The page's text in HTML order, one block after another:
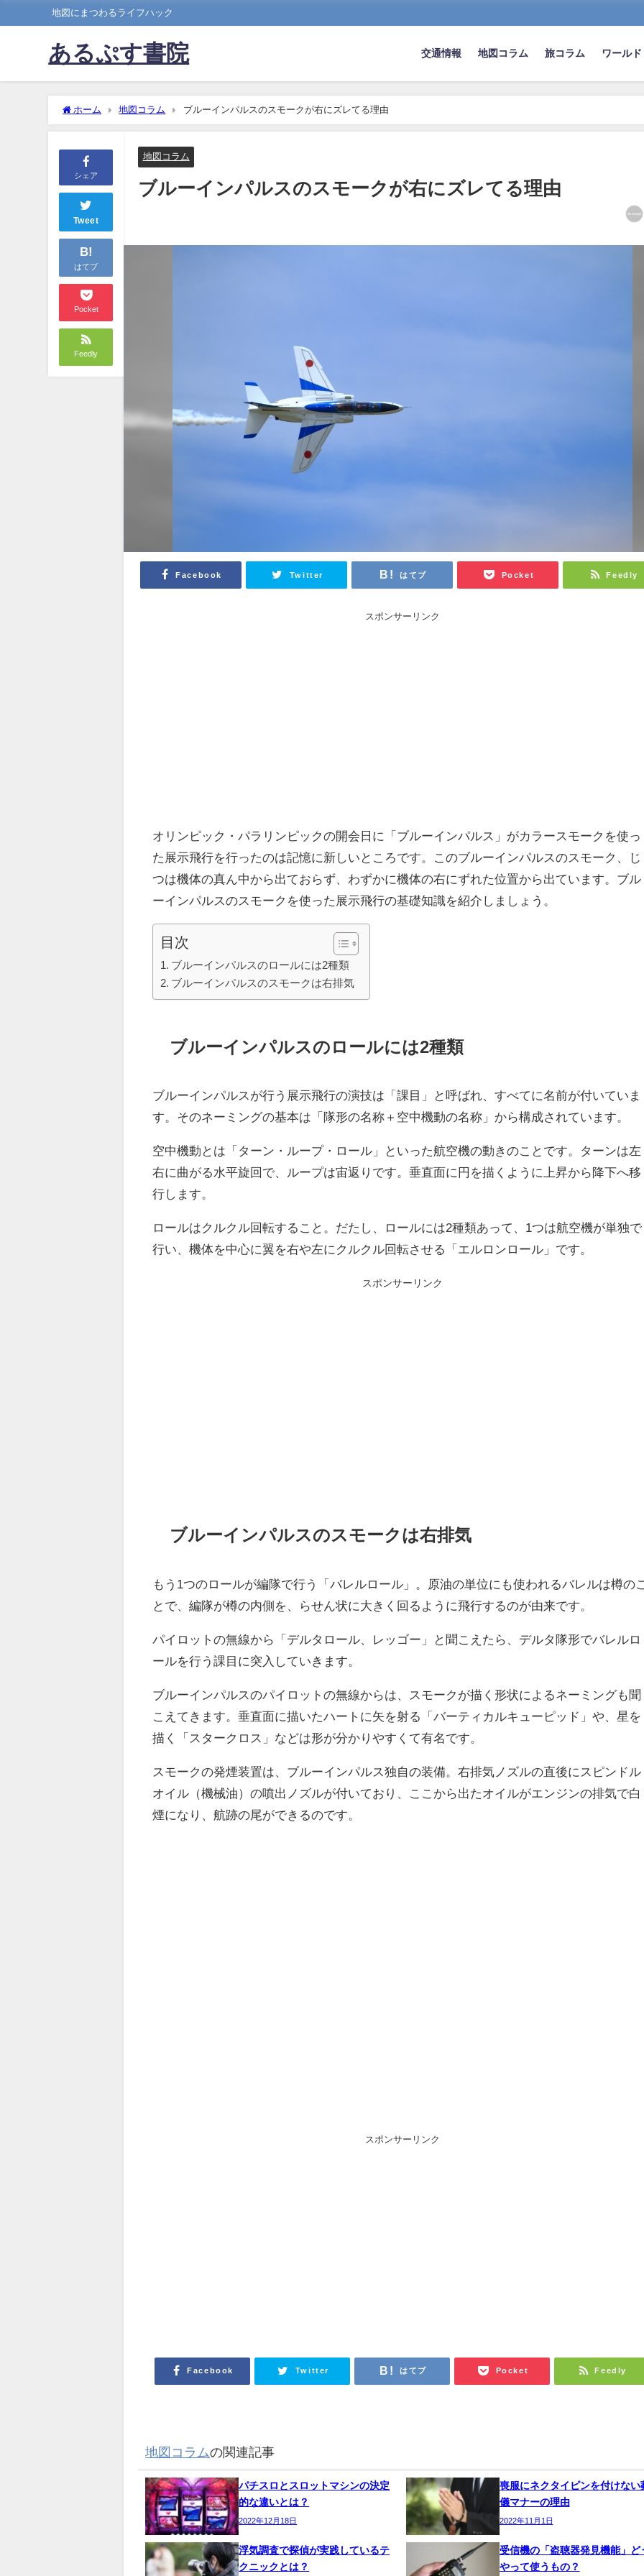
地図にまつわるライフハック
あるぷす書院 交通情報 地図コラム 旅コラム ワールド
ホーム 地図コラム ブルーインパルスのスモークが右にズレてる理由
シェア
Tweet
B!
はてブ
Pocket
Feedly
地図コラム
ブルーインパルスのスモークが右にズレてる理由
Facebook Twitter はてブ Pocket Feedly
スポンサーリンク
オリンピック・パラリンピックの開会日に「ブルーインパルス」がカラースモークを使っ
た展示飛行を行ったのは記憶に新しいところです。このブルーインパルスのスモーク、じ
つは機体の真ん中から出ておらず、わずかに機体の右にずれた位置から出ています。ブル
ーインパルスのスモークを使った展示飛行の基礎知識を紹介しましょう。
目次
ブルーインパルスのロールには2種類
ブルーインパルスのスモークは右排気
ブルーインパルスのロールには2種類
ブルーインパルスが行う展示飛行の演技は「課目」と呼ばれ、すべてに名前が付いていま
す。そのネーミングの基本は「隊形の名称＋空中機動の名称」から構成されています。
空中機動とは「ターン・ループ・ロール」といった航空機の動きのことです。ターンは左
右に曲がる水平旋回で、ループは宙返りです。垂直面に円を描くように上昇から降下へ移
行します。
ロールはクルクル回転すること。だたし、ロールには2種類あって、1つは航空機が単独で
行い、機体を中心に翼を右や左にクルクル回転させる「エルロンロール」です。
スポンサーリンク
ブルーインパルスのスモークは右排気
もう1つのロールが編隊で行う「バレルロール」。原油の単位にも使われるバレルは樽の
とで、編隊が樽の内側を、らせん状に大きく回るように飛行するのが由来です。
パイロットの無線から「デルタロール、レッゴー」と聞こえたら、デルタ隊形でバレルロ
ールを行う課目に突入していきます。
ブルーインパルスのパイロットの無線からは、スモークが描く形状によるネーミングも聞
こえてきます。垂直面に描いたハートに矢を射る「バーティカルキューピッド」や、星を
描く「スタークロス」などは形が分かりやすくて有名です。
スモークの発煙装置は、ブルーインパルス独自の装備。右排気ノズルの直後にスピンドル
オイル（機械油）の噴出ノズルが付いており、ここから出たオイルがエンジンの排気で白
煙になり、航跡の尾ができるのです。
スポンサーリンク
Facebook Twitter はてブ Pocket Feedly
地図コラムの関連記事
パチスロとスロットマシンの決定
的な違いとは？
2022年12月18日
喪服にネクタイピンを付けない
儀マナーの理由
2022年11月1日
浮気調査で探偵が実践しているテ
クニックとは？
受信機の「盗聴器発見機能」ど
やって使うもの？